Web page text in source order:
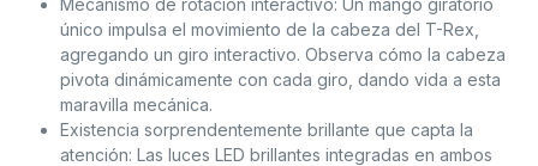
Mecanismo de rotación interactivo: Un mango giratorio
único impulsa el movimiento de la cabeza del T-Rex,
agregando un giro interactivo. Observa cómo la cabeza
pivota dinámicamente con cada giro, dando vida a esta
maravilla mecánica.
Existencia sorprendentemente brillante que capta la
atención: Las luces LED brillantes integradas en ambos